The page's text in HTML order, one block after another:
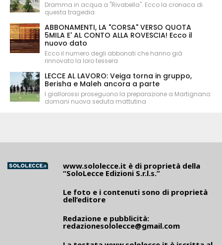
Dramma in acqua a "Rivabella". Ecco la cronaca di
questa tragedia
ABBONAMENTI, LA "CORSA" VERSO QUOTA
5MILA E' AL CONTO ALLA ROVESCIA! Ecco il
nuovo dato
Ecco il numero degli abbonati che hanno già
rinnovato la loro tessera
LECCE AL LAVORO: Veiga torna in gruppo,
Berisha e Maleh ancora a parte
I giallorossi proseguono la preparazione a Martignano:
domani nuova seduta mattutina
www.sololecce.it è di proprietà della
“SoloLecce Edizioni S.r.l.s.”
Le foto e i contenuti sono di proprietà
dell’editore
Redazione e pubblicità:
redazionesololecce@gmail.com